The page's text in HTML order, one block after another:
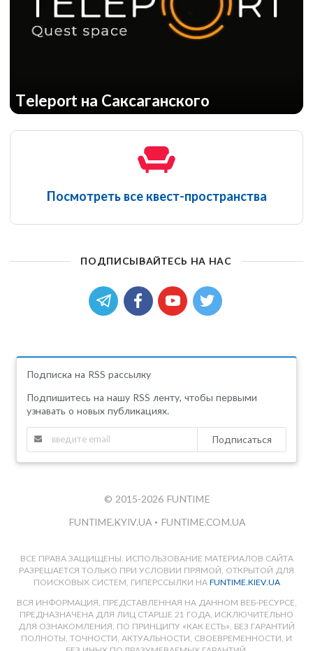
Смертельный коктейль
Inception
Teleport на Саксаганского
Посмотреть все квест-пространства
ПОДПИСЫВАЙТЕСЬ НА НАС
Подписка на RSS рассылку
Подпишитесь на нашу RSS ленту, чтобы первыми
узнавать о новых публикациях.
Подписаться
© 2015-2026 FUNTIME
FUNTIME.KYIV.UA • FUNTIME.COM.UA
ВСЕ ПРАВА ЗАЩИЩЕНЫ. ИСПОЛЬЗОВАНИЕ МАТЕРИАЛОВ САЙТА
РАЗРЕШАЕТСЯ ТОЛЬКО ПРИ УСЛОВИИ ПРЯМОЙ, ОТКРЫТОЙ ДЛЯ
ПОИСКОВЫХ СИСТЕМ, ГИПЕРССЫЛКИ НА FUNTIME.KIEV.UA
ВСЯ ИНФОРМАЦИЯ, ПРЕДСТАВЛЕННАЯ НА ДАННОМ ВЕБ-РЕСУРСЕ,
ПРЕДНАЗНАЧЕНА ДЛЯ ЛИЦ СТАРШЕ 21 ГОДА, ИСКЛЮЧИТЕЛЬНО
ДЛЯ ОЗНАКОМЛЕНИЯ, ПО ПРИНЦИПУ «КАК ЕСТЬ», БЕЗ ГАРАНТИЙ
ПОЛНОТЫ, ТОЧНОСТИ, АКТУАЛЬНОСТИ, СВОЕВРЕМЕННОСТИ, И